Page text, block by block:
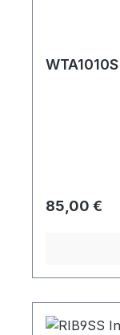
Regulärer
85,00 €